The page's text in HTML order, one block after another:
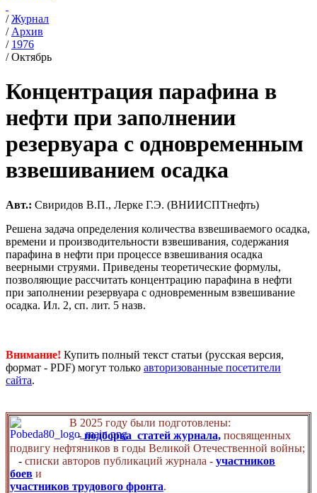
/Журнал
/ Архив
/ 1976
/Октябрь
Концентрация парафина в
нефти при заполнении
резервуара с одновременным
взвешиванием осадка
Авт.: Свиридов В.П., Лерке Г.Э. (ВНИИСПТнефть)
Решена задача определения количества взвешиваемого осадка,
времени и производительности взвешивания, содержания
парафина в нефти при процессе взвешивания осадка
веерными струями. Приведены теоретические формулы,
позволяющие рассчитать концентрацию парафина в нефти
при заполнении резервуара с одновременным взвешивание
осадка. Ил. 2, сп. лит. 5 назв.
Внимание! Купить полный текст статьи (русская версия,
формат - PDF) могут только авторизованные посетители
сайта.
В 2025 году были подготовлены:
- подборка статей журнала, посвященных
подвигу нефтяников в годы Великой Отечественной войны;
- списки авторов публикаций журнала - участников
боев и
участников трудового фронта.